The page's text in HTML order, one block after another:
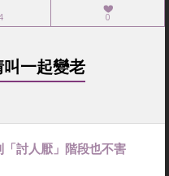
0
一起變老
討人厭」階段也不害